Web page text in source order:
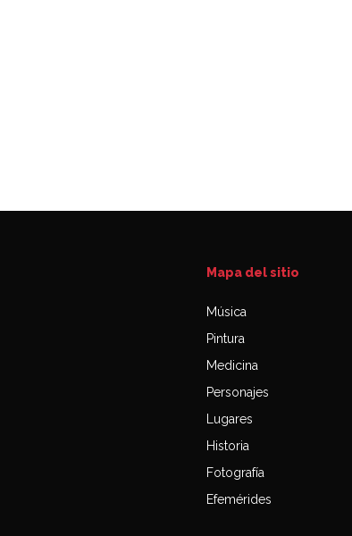
Mapa del sitio
Música
Pintura
Medicina
Personajes
Lugares
Historia
Fotografía
Efemérides